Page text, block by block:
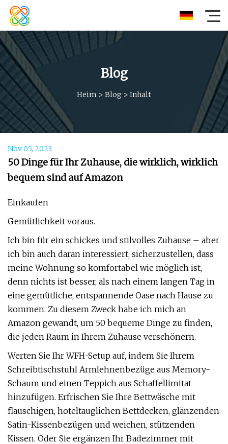
Blog
Heim > Blog > Inhalt
Nov 05, 2023
50 Dinge für Ihr Zuhause, die wirklich, wirklich
bequem sind auf Amazon
Einkaufen
Gemütlichkeit voraus.
Ich bin für ein schickes und stilvolles Zuhause – aber
ich bin auch daran interessiert, sicherzustellen, dass
meine Wohnung so komfortabel wie möglich ist,
denn nichts ist besser, als nach einem langen Tag in
eine gemütliche, entspannende Oase nach Hause zu
kommen. Zu diesem Zweck habe ich mich an
Amazon gewandt, um 50 bequeme Dinge zu finden,
die jeden Raum in Ihrem Zuhause verschönern.
Werten Sie Ihr WFH-Setup auf, indem Sie Ihrem
Schreibtischstuhl Armlehnenbezüge aus Memory-
Schaum und einen Teppich aus Schaffellimitat
hinzufügen. Erfrischen Sie Ihre Bettwäsche mit
flauschigen, hoteltauglichen Bettdecken, glänzenden
Satin-Kissenbezügen und weichen, stützenden
Kissen. Oder Sie ergänzen Ihr Badezimmer mit